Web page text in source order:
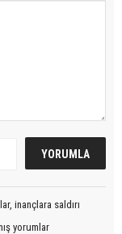
inançlara saldırı
yorumlar